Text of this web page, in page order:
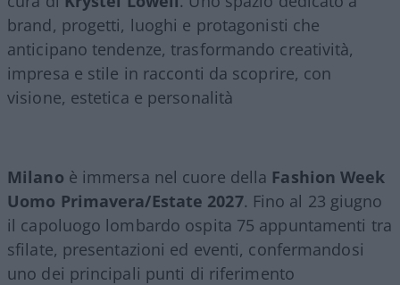
brand, progetti, luoghi e protagonisti che
anticipano tendenze, trasformando creatività,
impresa e stile in racconti da scoprire, con
visione, estetica e personalità
Milano è immersa nel cuore della Fashion Week
Uomo Primavera/Estate 2027. Fino al 23 giugno
il capoluogo lombardo ospita 75 appuntamenti tra
sfilate, presentazioni ed eventi, confermandosi
uno dei principali punti di riferimento